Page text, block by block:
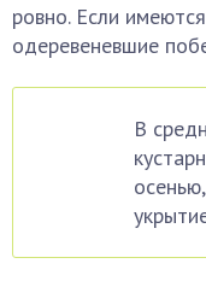
ровно. Если
одеревеневшие
В